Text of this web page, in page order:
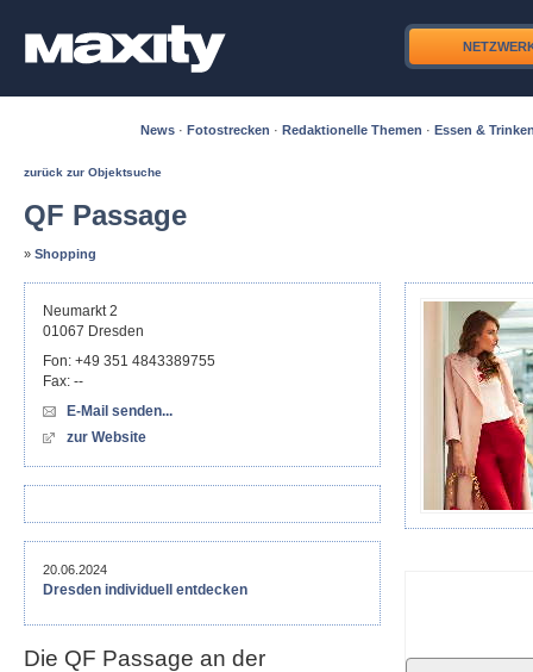
News · Fotostrecken · Redaktionelle Themen · Essen &
zurück zur Objektsuche
QF Passage
» Shopping
Neumarkt 2
01067 Dresden
Fon: +49 351 4843389755
Fax: --
E-Mail senden...
zur Website
20.06.2024
Dresden individuell entdecken
Die QF Passage an der